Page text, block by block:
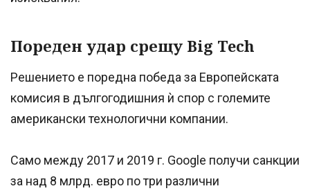
Пореден удар срещу Big Tech
Решението е поредна победа за Европейската
комисия в дългогодишния ѝ спор с големите
американски технологични компании.
Само между 2017 и 2019 г. Google получи санкции
за над 8 млрд. евро по три различни